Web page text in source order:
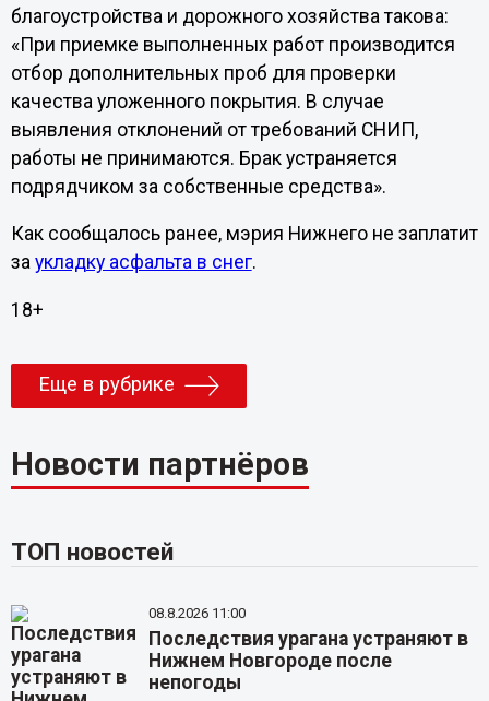
благоустройства и дорожного хозяйства такова:
«При приемке выполненных работ производится
отбор дополнительных проб для проверки
качества уложенного покрытия. В случае
выявления отклонений от требований СНИП,
работы не принимаются. Брак устраняется
подрядчиком за собственные средства».
Как сообщалось ранее, мэрия Нижнего не заплатит
за укладку асфальта в снег.
18+
Еще в рубрике
Новости партнёров
ТОП новостей
08.8.2026 11:00
Последствия урагана устраняют в
Нижнем Новгороде после
непогоды